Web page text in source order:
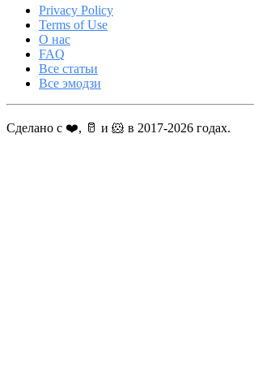
Privacy Policy
Terms of Use
О нас
FAQ
Все статьи
Все эмодзи
Сделано с ❤️, 🥛 и 🐹 в 2017-2026 годах.